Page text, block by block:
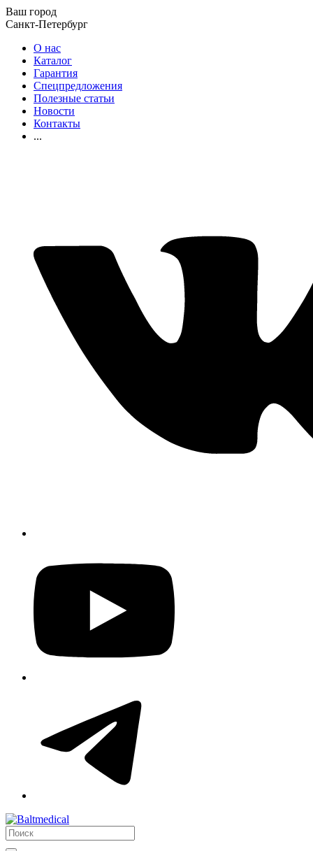
Ваш город
Санкт-Петербург
О нас
Каталог
Гарантия
Спецпредложения
Полезные статьи
Новости
Контакты
...